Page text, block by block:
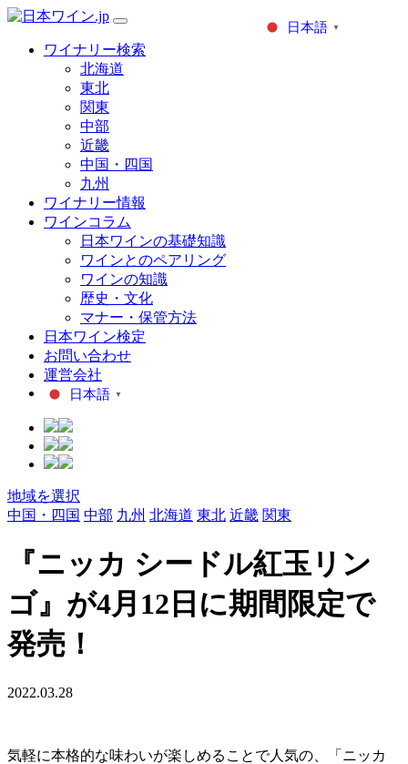
ワイナリー検索
北海道
東北
関東
中部
近畿
中国・四国
九州
ワイナリー情報
ワインコラム
日本ワインの基礎知識
ワインとのペアリング
ワインの知識
歴史・文化
マナー・保管方法
日本ワイン検定
お問い合わせ
運営会社
日本語 ▼
地域を選択
中国・四国 中部 九州 北海道 東北 近畿 関東
『ニッカ シードル紅玉リン
ゴ』が4月12日に期間限定で
発売！
2022.03.28
気軽に本格的な味わいが楽しめることで人気の、「ニッカ
日本語 ▼